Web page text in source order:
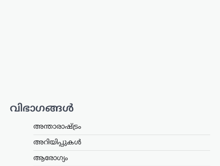
വിഭാഗങ്ങൾ
അന്താരാഷ്ട്രം
അറിയിപ്പുകൾ
ആരോഗ്യം
സ്വാതന്ത്ര്യദിനാഘോഷങ്ങളിൽ
വന്ദേമാതരം പൂർണമായി
ആലപിക്കണം;
നിർദേശവുമായി
സംസ്ഥാന സർക്കാർ